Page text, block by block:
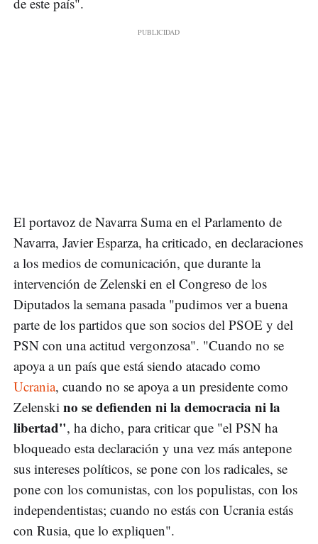
El portavoz de Navarra Suma en el Parlamento de
Navarra, Javier Esparza, ha criticado, en declaraciones
a los medios de comunicación, que durante la
intervención de Zelenski en el Congreso de los
Diputados la semana pasada "pudimos ver a buena
parte de los partidos que son socios del PSOE y del
PSN con una actitud vergonzosa". "Cuando no se
apoya a un país que está siendo atacado como
Ucrania, cuando no se apoya a un presidente como
Zelenski no se defienden ni la democracia ni la
libertad", ha dicho, para criticar que "el PSN ha
bloqueado esta declaración y una vez más antepone
sus intereses políticos, se pone con los radicales, se
pone con los comunistas, con los populistas, con los
independentistas; cuando no estás con Ucrania estás
con Rusia, que lo expliquen".